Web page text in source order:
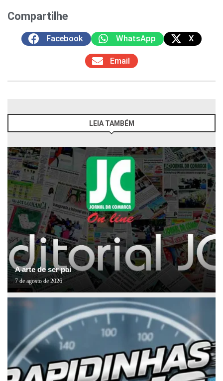
Compartilhe
Facebook WhatsApp X
Email
LEIA TAMBÉM
A arte de ser pai
7 de agosto de 2026